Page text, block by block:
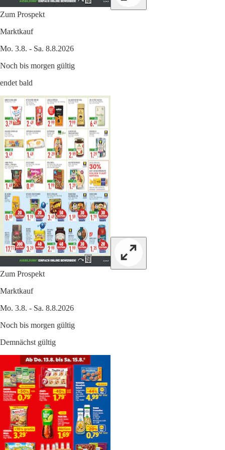
Zum Prospekt
Marktkauf
Mo. 3.8. - Sa. 8.8.2026
Noch bis morgen gültig
endet bald
Zum Prospekt
Marktkauf
Mo. 3.8. - Sa. 8.8.2026
Noch bis morgen gültig
Demnächst gültig